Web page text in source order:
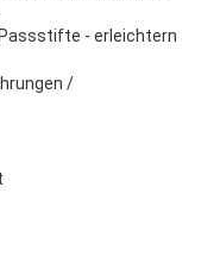
- erleichtern
/